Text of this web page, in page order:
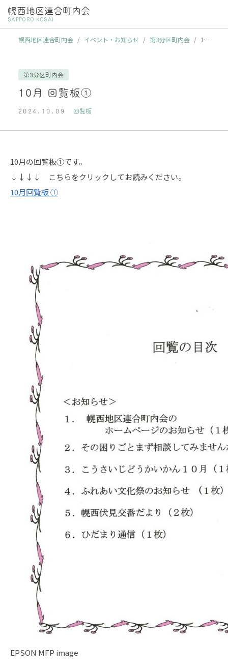
幌西地区連合町内会
SAPPORO KOSAI
幌西地区連合町内会 / イベント・お知らせ / 第3分区町内会 / 10
第3分区町内会
10月 回覧板①
2024.10.09 回覧板
10月の回覧板①です。
↓↓↓↓ こちらをクリックしてお読みください。
10月回覧板 ①
EPSON MFP image